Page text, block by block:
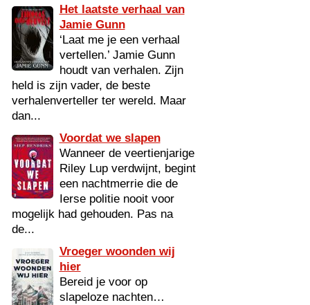
Het laatste verhaal van
Jamie Gunn
‘Laat me je een verhaal
vertellen.’ Jamie Gunn
houdt van verhalen. Zijn
held is zijn vader, de beste
verhalenverteller ter wereld. Maar
dan...
Voordat we slapen
Wanneer de veertienjarige
Riley Lup verdwijnt, begint
een nachtmerrie die de
Ierse politie nooit voor
mogelijk had gehouden. Pas na
de...
Vroeger woonden wij
hier
Bereid je voor op
slapeloze nachten…